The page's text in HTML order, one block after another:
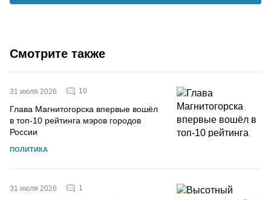
Смотрите также
31 июля 2026 10
Глава Магнитогорска впервые вошёл
в топ-10 рейтинга мэров городов
России
ПОЛИТИКА
31 июля 2026 1